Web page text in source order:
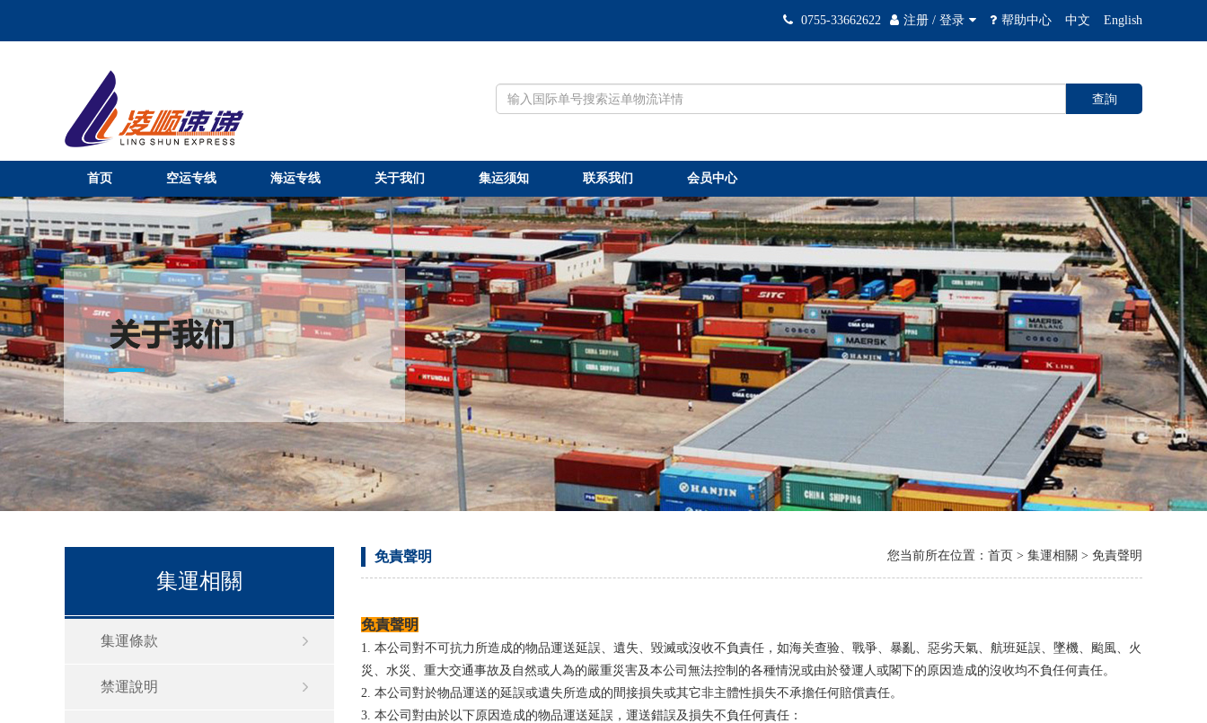
0755-33662622 注册 / 登录 帮助中心 中文 English
首页 空运专线 海运专线 关于我们 集运须知 联系我们 会员中心
集運相關
集運條款
禁運說明
您当前所在位置： 首页 > 集運相關 > 免責聲明
免責聲明
免責聲明
1. 本公司對不可抗力所造成的物品運送延誤、遺失、毀滅或沒收不負責任，如海关查验、戰爭、暴亂、惡劣天氣、航班延誤、墜機、颱風、火
災、水災、重大交通事故及自然或人為的嚴重災害及本公司無法控制的各種情況或由於發運人或閣下的原因造成的沒收均不負任何責任。
2. 本公司對於物品運送的延誤或遺失所造成的間接損失或其它非主體性損失不承擔任何賠償責任。
3. 本公司對由於以下原因造成的物品運送延誤，運送錯誤及損失不負任何責任：